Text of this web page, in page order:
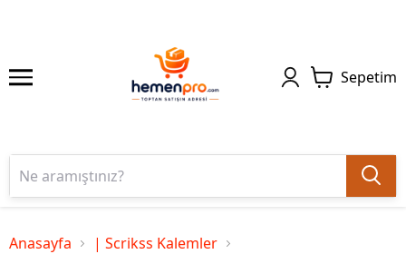
Sepetim
Anasayfa
| Scrikss Kalemler